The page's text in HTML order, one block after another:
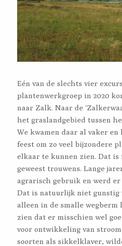
Eén van de slechts vier
plantenwerkgroep in 2020
naar Zalk. Naar de
het graslandgebied tussen
We kwamen daar al vaker
feest om zo veel bijzondere
elkaar te kunnen zien. Dat
geweest trouwens. Lange
agrarisch gebruik en werd
Dat is natuurlijk niet gunstig
alleen in de smalle wegberm
zien dat er misschien wel
voor ontwikkeling van
soorten als sikkelklaver,